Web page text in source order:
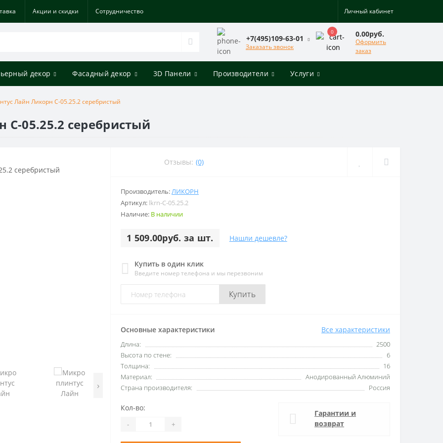
Акции и скидки Cотрудничество Личный кабинет
+7(495)109-63-01
Заказать звонок
0 0.00руб.
Оформить
заказ
декор Фасадный декор 3D Панели Производители Услуги
Лайн Ликорн С-05.25.2 серебристый
05.25.2 серебристый
›
Отзывы: (0)
Производитель:ЛИКОРН
Артикул: lkrn-С-05.25.2
Наличие: В наличии
1 509.00руб. за шт. Нашли дешевле?
Купить в один клик
Введите номер телефона и мы перезвоним
Купить
Основные характеристики Все характеристики
Длина:
2500
Высота по стене:
6
Толщина:
16
Материал:
Анодированный Алюминий
Страна производителя:
Россия
Кол-во:
- +
Гарантии и
возврат